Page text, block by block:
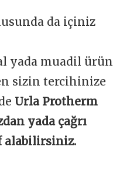
da içiniz
yada muadil ürün
sizin tercihinize
Urla Protherm
yada çağrı
alabilirsiniz.